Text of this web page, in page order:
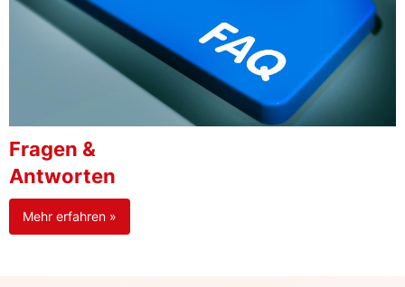
Fragen &
Antworten
Mehr erfahren »